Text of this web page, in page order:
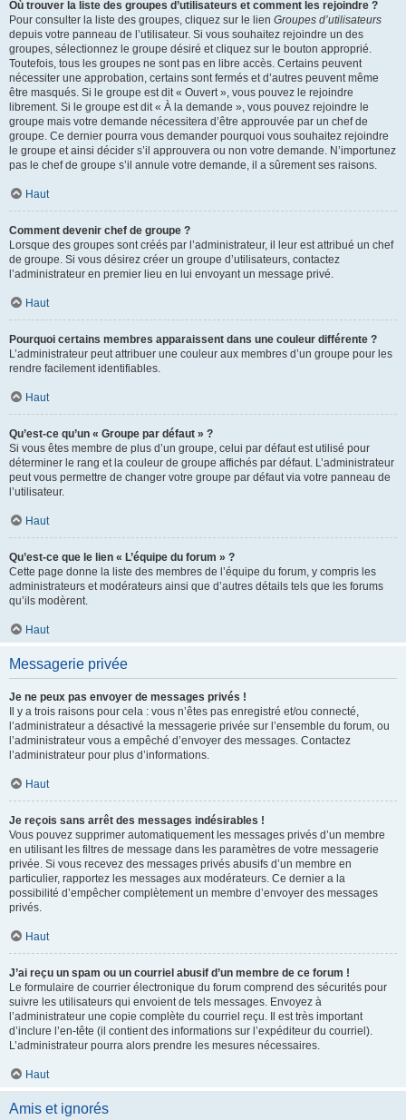
Où trouver la liste des groupes d’utilisateurs et comment les rejoindre ?
Pour consulter la liste des groupes, cliquez sur le lien Groupes d’utilisateurs
depuis votre panneau de l’utilisateur. Si vous souhaitez rejoindre un des
groupes, sélectionnez le groupe désiré et cliquez sur le bouton approprié.
Toutefois, tous les groupes ne sont pas en libre accès. Certains peuvent
nécessiter une approbation, certains sont fermés et d’autres peuvent même
être masqués. Si le groupe est dit « Ouvert », vous pouvez le rejoindre
librement. Si le groupe est dit « À la demande », vous pouvez rejoindre le
groupe mais votre demande nécessitera d’être approuvée par un chef de
groupe. Ce dernier pourra vous demander pourquoi vous souhaitez rejoindre
le groupe et ainsi décider s’il approuvera ou non votre demande. N’importunez
pas le chef de groupe s’il annule votre demande, il a sûrement ses raisons.
Haut
Comment devenir chef de groupe ?
Lorsque des groupes sont créés par l’administrateur, il leur est attribué un chef
de groupe. Si vous désirez créer un groupe d’utilisateurs, contactez
l’administrateur en premier lieu en lui envoyant un message privé.
Haut
Pourquoi certains membres apparaissent dans une couleur différente ?
L’administrateur peut attribuer une couleur aux membres d’un groupe pour les
rendre facilement identifiables.
Haut
Qu’est-ce qu’un « Groupe par défaut » ?
Si vous êtes membre de plus d’un groupe, celui par défaut est utilisé pour
déterminer le rang et la couleur de groupe affichés par défaut. L’administrateur
peut vous permettre de changer votre groupe par défaut via votre panneau de
l’utilisateur.
Haut
Qu’est-ce que le lien « L’équipe du forum » ?
Cette page donne la liste des membres de l’équipe du forum, y compris les
administrateurs et modérateurs ainsi que d’autres détails tels que les forums
qu’ils modèrent.
Haut
Messagerie privée
Je ne peux pas envoyer de messages privés !
Il y a trois raisons pour cela : vous n’êtes pas enregistré et/ou connecté,
l’administrateur a désactivé la messagerie privée sur l’ensemble du forum, ou
l’administrateur vous a empêché d’envoyer des messages. Contactez
l’administrateur pour plus d’informations.
Haut
Je reçois sans arrêt des messages indésirables !
Vous pouvez supprimer automatiquement les messages privés d’un membre
en utilisant les filtres de message dans les paramètres de votre messagerie
privée. Si vous recevez des messages privés abusifs d’un membre en
particulier, rapportez les messages aux modérateurs. Ce dernier a la
possibilité d’empêcher complètement un membre d’envoyer des messages
privés.
Haut
J’ai reçu un spam ou un courriel abusif d’un membre de ce forum !
Le formulaire de courrier électronique du forum comprend des sécurités pour
suivre les utilisateurs qui envoient de tels messages. Envoyez à
l’administrateur une copie complète du courriel reçu. Il est très important
d’inclure l’en-tête (il contient des informations sur l’expéditeur du courriel).
L’administrateur pourra alors prendre les mesures nécessaires.
Haut
Amis et ignorés